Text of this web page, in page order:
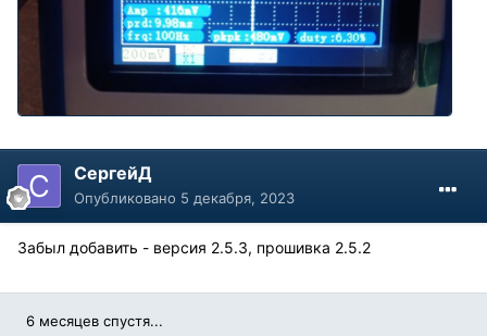
СергейД
Опубликовано 5 декабря, 2023
Забыл добавить - версия 2.5.3, прошивка 2.5.2
6 месяцев спустя...